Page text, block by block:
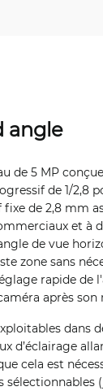
angle
de 5 MP
de 1/2,8
de 2,8 mm
et
de vue
zone sans
rapide de
après son
dans
d’éclairage
cela est